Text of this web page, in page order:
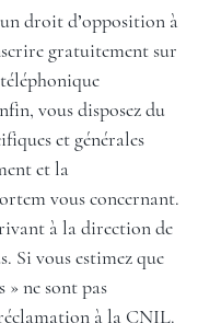
droit d’opposition à
gratuitement sur
vous disposez du
et générales
et la
vous concernant.
à la direction de
Si vous estimez que
ne sont pas
réclamation à la CNIL.